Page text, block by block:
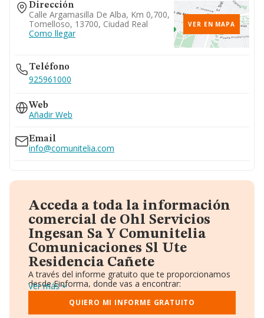
Dirección
Calle Argamasilla De Alba, Km 0,700,
Tomelloso, 13700, Ciudad Real
Como llegar
VER EN MAPA
Teléfono
925961000
Web
Añadir Web
Email
info@comunitelia.com
Acceda a toda la información
comercial de Ohl Servicios
Ingesan Sa Y Comunitelia
Comunicaciones Sl Ute
Residencia Cañete
A través del informe gratuito que te proporcionamos
desde Einforma, donde vas a encontrar:
Datos identificativos: Denominación, CIF,
Teléfono, Domicilio.
Informe Mercantil Completo (BORME).
Ver más
QUIERO MI INFORME GRATUITO